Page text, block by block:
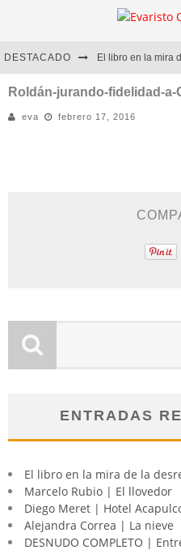
DESTACADO
Marcelo Rubio | El
Diego Meret | Hotel
Roldán-jurando-fidelidad-a-
eva febrero 17, 2016
ENTRADAS
El libro en la mira de la
Marcelo Rubio | El llovedor
Diego Meret | Hotel
Alejandra Correa | La nieve
DESNUDO COMPLETO |